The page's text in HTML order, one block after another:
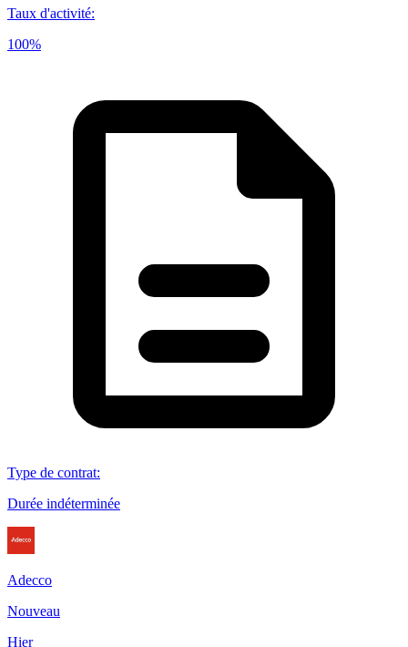
Taux d'activité:
100%
Type de contrat:
Durée indéterminée
Adecco
Nouveau
Hier